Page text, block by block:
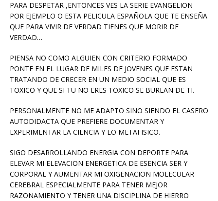
PARA DESPETAR ,ENTONCES VES LA SERIE EVANGELION
POR EJEMPLO O ESTA PELICULA ESPAÑOLA QUE TE ENSEÑA
QUE PARA VIVIR DE VERDAD TIENES QUE MORIR DE
VERDAD…
PIENSA NO COMO ALGUIEN CON CRITERIO FORMADO
PONTE EN EL LUGAR DE MILES DE JOVENES QUE ESTAN
TRATANDO DE CRECER EN UN MEDIO SOCIAL QUE ES
TOXICO Y QUE SI TU NO ERES TOXICO SE BURLAN DE TI.
PERSONALMENTE NO ME ADAPTO SINO SIENDO EL CASERO
AUTODIDACTA QUE PREFIERE DOCUMENTAR Y
EXPERIMENTAR LA CIENCIA Y LO METAFISICO.
SIGO DESARROLLANDO ENERGIA CON DEPORTE PARA
ELEVAR MI ELEVACION ENERGETICA DE ESENCIA SER Y
CORPORAL Y AUMENTAR MI OXIGENACION MOLECULAR
CEREBRAL ESPECIALMENTE PARA TENER MEJOR
RAZONAMIENTO Y TENER UNA DISCIPLINA DE HIERRO